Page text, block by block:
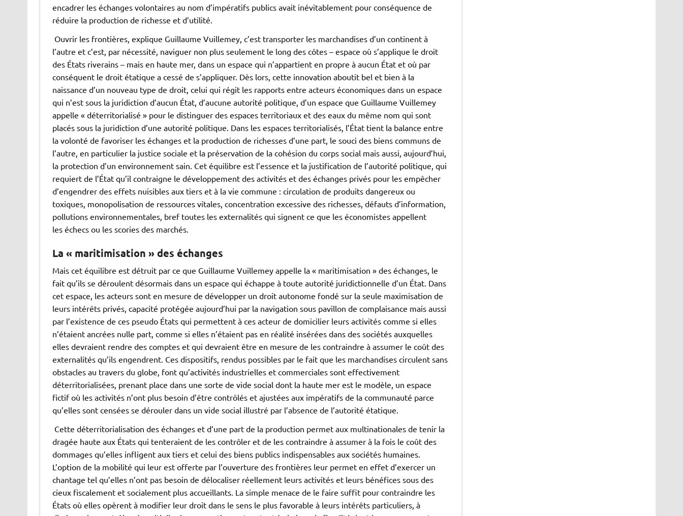
encadrer les échanges volontaires au nom d’impératifs publics avait inévitablement pour conséquence de
réduire la production de richesse et d’utilité.
Ouvrir les frontières, explique Guillaume Vuillemey, c’est transporter les marchandises d’un continent à
l’autre et c’est, par nécessité, naviguer non plus seulement le long des côtes – espace où s’applique le droit
des États riverains – mais en haute mer, dans un espace qui n’appartient en propre à aucun État et où par
conséquent le droit étatique a cessé de s’appliquer. Dès lors, cette innovation aboutit bel et bien à la
naissance d’un nouveau type de droit, celui qui régit les rapports entre acteurs économiques dans un espace
qui n’est sous la juridiction d’aucun État, d’aucune autorité politique, d’un espace que Guillaume Vuillemey
appelle « déterritorialisé » pour le distinguer des espaces territoriaux et des eaux du même nom qui sont
placés sous la juridiction d’une autorité politique. Dans les espaces territorialisés, l’État tient la balance entre
la volonté de favoriser les échanges et la production de richesses d’une part, le souci des biens communs de
l’autre, en particulier la justice sociale et la préservation de la cohésion du corps social mais aussi, aujourd’hui,
la protection d’un environnement sain. Cet équilibre est l’essence et la justification de l’autorité politique, qui
requiert de l’État qu’il contraigne le développement des activités et des échanges privés pour les empêcher
d’engendrer des effets nuisibles aux tiers et à la vie commune : circulation de produits dangereux ou
toxiques, monopolisation de ressources vitales, concentration excessive des richesses, défauts d’information,
pollutions environnementales, bref toutes les externalités qui signent ce que les économistes appellent
les échecs ou les scories des marchés.
La « maritimisation » des échanges
Mais cet équilibre est détruit par ce que Guillaume Vuillemey appelle la « maritimisation » des échanges, le
fait qu’ils se déroulent désormais dans un espace qui échappe à toute autorité juridictionnelle d’un État. Dans
cet espace, les acteurs sont en mesure de développer un droit autonome fondé sur la seule maximisation de
leurs intérêts privés, capacité protégée aujourd’hui par la navigation sous pavillon de complaisance mais aussi
par l’existence de ces pseudo États qui permettent à ces acteur de domicilier leurs activités comme si elles
n’étaient ancrées nulle part, comme si elles n’étaient pas en réalité insérées dans des sociétés auxquelles
elles devraient rendre des comptes et qui devraient être en mesure de les contraindre à assumer le coût des
externalités qu’ils engendrent. Ces dispositifs, rendus possibles par le fait que les marchandises circulent sans
obstacles au travers du globe, font qu’activités industrielles et commerciales sont effectivement
déterritorialisées, prenant place dans une sorte de vide social dont la haute mer est le modèle, un espace
fictif où les activités n’ont plus besoin d’être contrôlés et ajustées aux impératifs de la communauté parce
qu’elles sont censées se dérouler dans un vide social illustré par l’absence de l’autorité étatique.
Cette déterritorialisation des échanges et d’une part de la production permet aux multinationales de tenir la
dragée haute aux États qui tenteraient de les contrôler et de les contraindre à assumer à la fois le coût des
dommages qu’elles infligent aux tiers et celui des biens publics indispensables aux sociétés humaines.
L’option de la mobilité qui leur est offerte par l’ouverture des frontières leur permet en effet d’exercer un
chantage tel qu’elles n’ont pas besoin de délocaliser réellement leurs activités et leurs bénéfices sous des
cieux fiscalement et socialement plus accueillants. La simple menace de le faire suffit pour contraindre les
États où elles opèrent à modifier leur droit dans le sens le plus favorable à leurs intérêts particuliers, à